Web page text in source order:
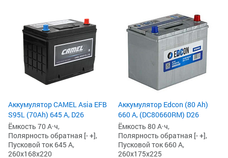
Аккумулятор CAMEL Asia EFB
S95L (70Ah) 645 А, D26
Ёмкость 70 А·ч,
Полярность обратная [- +],
Пусковой ток 645 А,
260x168x220
Аккумулятор Edcon (80 Ah)
660 А, (DC80660RM) D26
Ёмкость 80 А·ч,
Полярность обратная [- +],
Пусковой ток 660 А,
260x175x225